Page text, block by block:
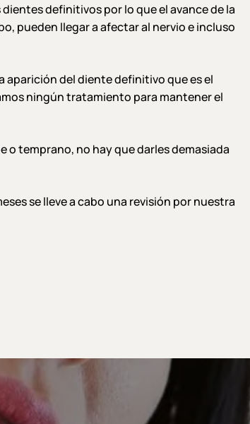
definitivos por lo que el avance de la
pueden llegar a afectar al nervio e incluso
aparición del diente definitivo que es el
ningún tratamiento para mantener el
o temprano, no hay que darles demasiada
se lleve a cabo una revisión por nuestra